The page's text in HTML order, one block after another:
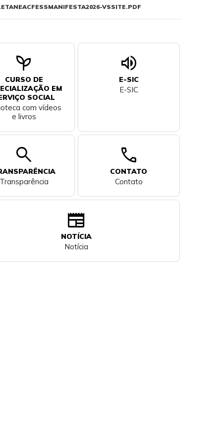
VSSITE.PDF
psychiatry
CURSO DE
EM
SOCIAL
com vídeos
e livros
volume_up
E-SIC
E-SIC
search
Transparência
call
CONTATO
Contato
newspaper
NOTÍCIA
Notícia